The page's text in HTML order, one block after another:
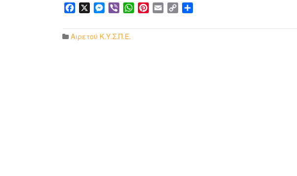
Facebook Messenger
Viber WhatsApp
Pinterest
Email Copy
Αιρετού Κ.Υ.Σ.Π.Ε.